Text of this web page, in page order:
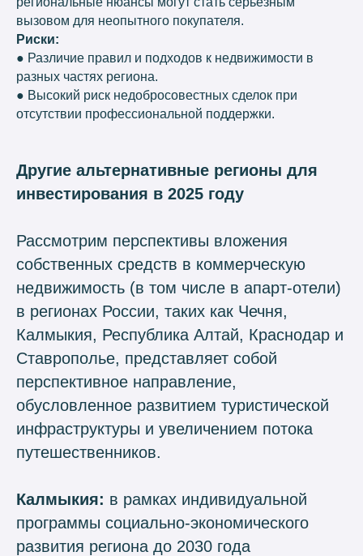
вызовом для неопытного покупателя.
Риски:
● Различие правил и подходов к недвижимости в
разных частях региона.
● Высокий риск недобросовестных сделок при
отсутствии профессиональной поддержки.
Другие альтернативные регионы для
инвестирования в 2025 году
Рассмотрим перспективы вложения
собственных средств в коммерческую
недвижимость (в том числе в апарт-отели)
в регионах России, таких как Чечня,
Калмыкия, Республика Алтай, Краснодар и
Ставрополье, представляет собой
перспективное направление,
обусловленное развитием туристической
инфраструктуры и увеличением потока
путешественников.
Калмыкия: в рамках индивидуальной
программы социально-экономического
развития региона до 2030 года